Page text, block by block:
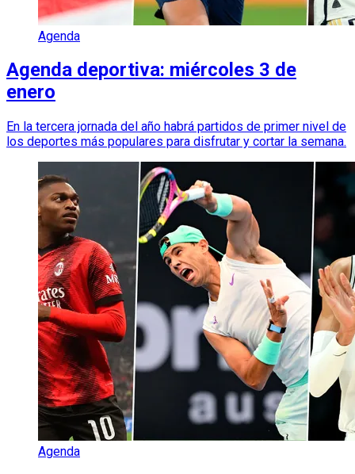
Agenda
Agenda deportiva: miércoles 3 de
enero
En la tercera jornada del año habrá partidos de primer nivel de
los deportes más populares para disfrutar y cortar la semana.
Agenda